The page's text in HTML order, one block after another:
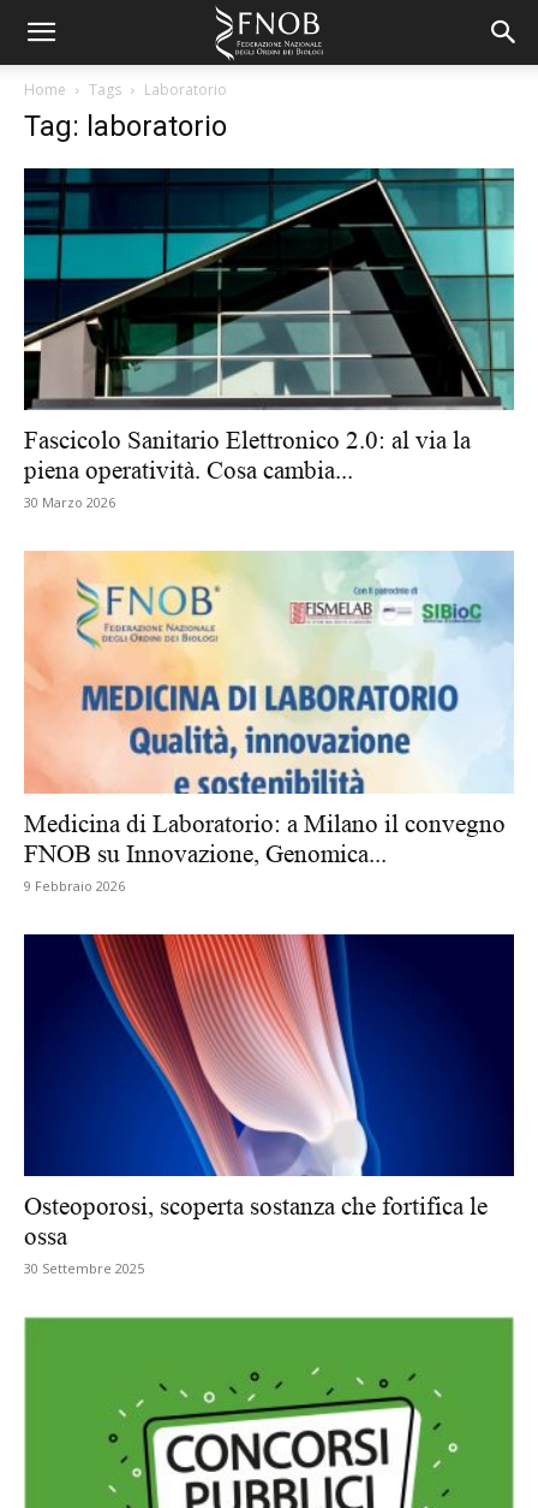
Home Tags Laboratorio
Tag: laboratorio
Fascicolo Sanitario Elettronico 2.0: al via la
piena operatività. Cosa cambia...
30 Marzo 2026
Medicina di Laboratorio: a Milano il convegno
FNOB su Innovazione, Genomica...
9 Febbraio 2026
Osteoporosi, scoperta sostanza che fortifica le
ossa
30 Settembre 2025